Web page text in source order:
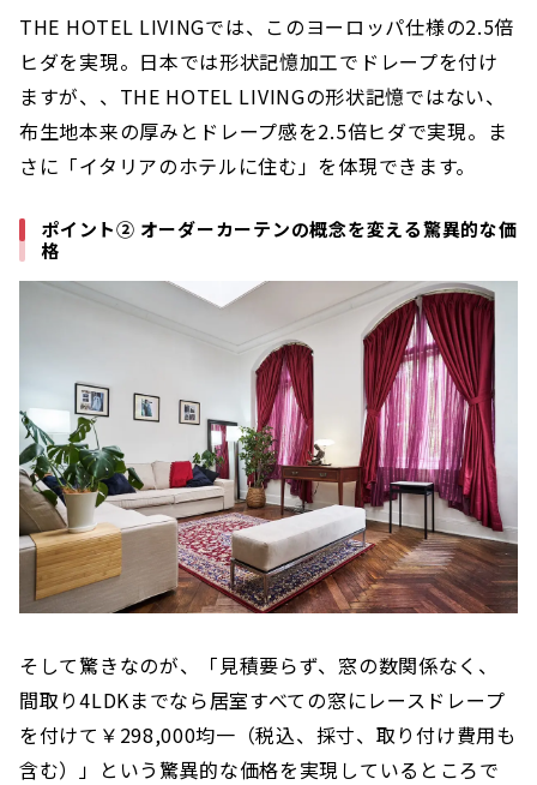
THE HOTEL LIVINGでは、このヨーロッパ仕様の2.5倍
ヒダを実現。日本では形状記憶加工でドレープを付け
ますが、、THE HOTEL LIVINGの形状記憶ではない、
布生地本来の厚みとドレープ感を2.5倍ヒダで実現。ま
さに「イタリアのホテルに住む」を体現できます。
ポイント② オーダーカーテンの概念を変える驚異的な価
格
そして驚きなのが、「見積要らず、窓の数関係なく、
間取り4LDKまでなら居室すべての窓にレースドレープ
を付けて￥298,000均一（税込、採寸、取り付け費用も
含む）」という驚異的な価格を実現しているところで